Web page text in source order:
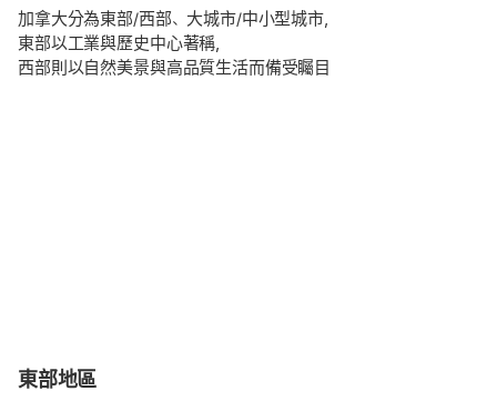
加拿大分為東部/西部、大城市/中小型城市，
東部以工業與歷史中心著稱，
西部則以自然美景與高品質生活而備受矚目
東部地區